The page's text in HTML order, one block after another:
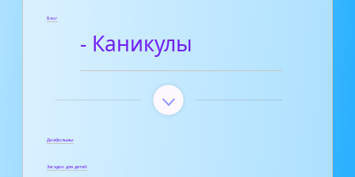
Блог
- Каникулы
Диафильмы
Загадки для детей